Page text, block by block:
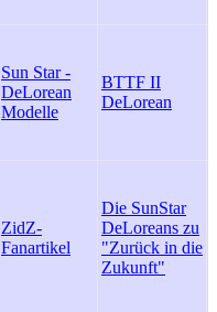
Sun Star -
DeLorean
Modelle
BTTF II
DeLorean
ZidZ-
Fanartikel
Die SunStar
DeLoreans zu
"Zurück in die
Zukunft"